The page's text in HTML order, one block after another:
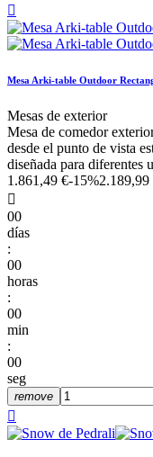

Mesa Arki-table Outdoor
Mesas de exterior
Mesa de comedor
desde el punto de vista
diseñada para diferentes
1.861,49 €-15%2.189,99

00
días
:
00
horas
:
00
min
:
00
seg
remove
